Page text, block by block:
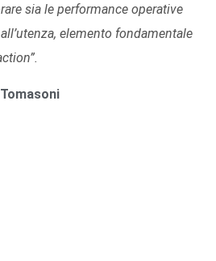
sia le performance operative
elemento fondamentale